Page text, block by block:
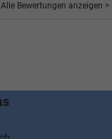
Alle Bewertungen anzeigen >